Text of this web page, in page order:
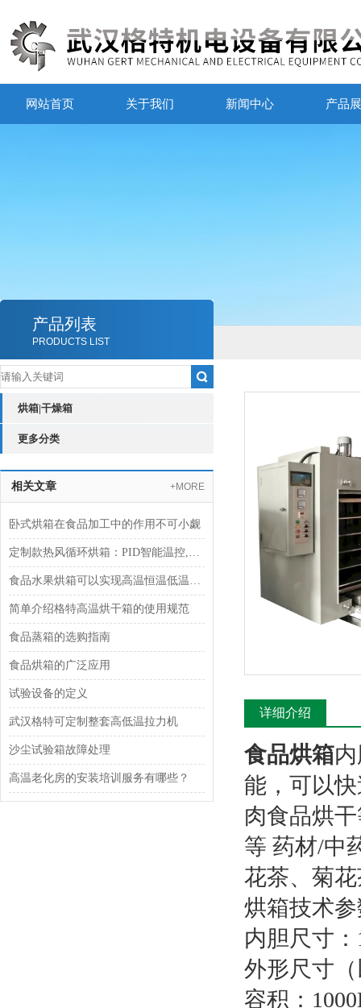
网站首页 关于我们 新闻中心 产品
产品列表
PRODUCTS LIST
烘箱|干燥箱
更多分类
相关文章 +MORE
卧式烘箱在食品加工中的作用不可小觑
定制款热风循环烘箱：PID智能温控,果干肉脯轻松烘
食品水果烘箱可以实现高温恒温低温多种烘烤模式自由
简单介绍格特高温烘干箱的使用规范
食品蒸箱的选购指南
食品烘箱的广泛应用
试验设备的定义
武汉格特可定制整套高低温拉力机
沙尘试验箱故障处理
高温老化房的安装培训服务有哪些？
详细介绍
食品烘箱
能，可以
肉食品烘
等 药材/中
花茶、菊
烘箱技术
内胆尺寸
外形尺寸
容积：